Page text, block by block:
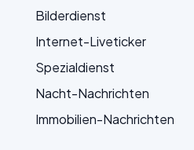
Bilderdienst
Internet-Liveticker
Spezialdienst
Nacht-Nachrichten
Immobilien-Nachrichten